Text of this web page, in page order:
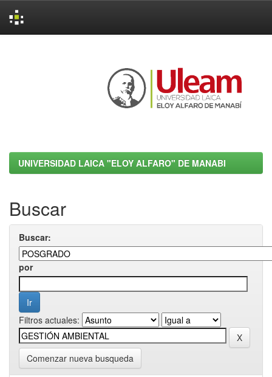
UNIVERSIDAD LAICA "ELOY ALFARO" DE MANABI
Buscar
Buscar:
por
Filtros actuales:
Comenzar nueva busqueda